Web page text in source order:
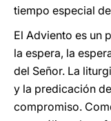
tiempo especial
El Adviento es un
la espera, la
del Señor. La
y la predicación
compromiso.